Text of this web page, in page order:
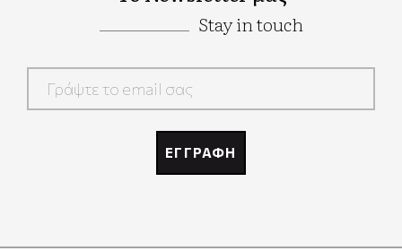
Stay in touch
ΕΓΓΡΑΦΗ